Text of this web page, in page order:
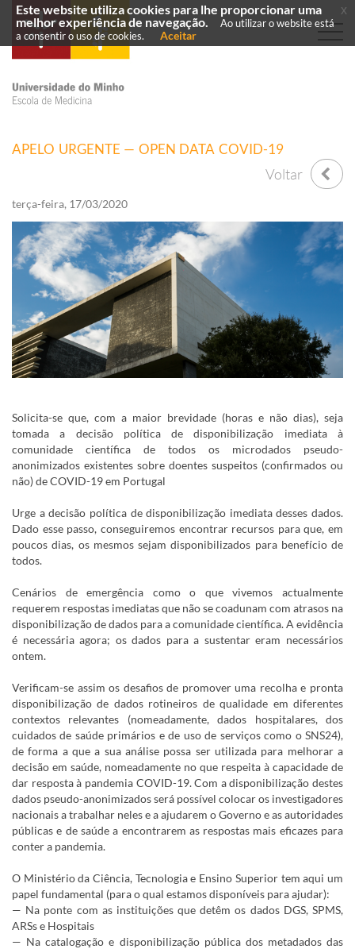
APELO URGENTE — OPEN DATA COVID-19
Voltar
terça-feira, 17/03/2020
Solicita-se que, com a maior brevidade (horas e não dias), seja
tomada a decisão política de disponibilização imediata à
comunidade científica de todos os microdados pseudo-
anonimizados existentes sobre doentes suspeitos (confirmados ou
não) de COVID-19 em Portugal
Urge a decisão política de disponibilização imediata desses dados.
Dado esse passo, conseguiremos encontrar recursos para que, em
poucos dias, os mesmos sejam disponibilizados para benefício de
todos.
Cenários de emergência como o que vivemos actualmente
requerem respostas imediatas que não se coadunam com atrasos na
disponibilização de dados para a comunidade científica. A evidência
é necessária agora; os dados para a sustentar eram necessários
ontem.
Verificam-se assim os desafios de promover uma recolha e pronta
disponibilização de dados rotineiros de qualidade em diferentes
contextos relevantes (nomeadamente, dados hospitalares, dos
cuidados de saúde primários e de uso de serviços como o SNS24),
de forma a que a sua análise possa ser utilizada para melhorar a
decisão em saúde, nomeadamente no que respeita à capacidade de
dar resposta à pandemia COVID-19. Com a disponibilização destes
dados pseudo-anonimizados será possível colocar os investigadores
nacionais a trabalhar neles e a ajudarem o Governo e as autoridades
públicas e de saúde a encontrarem as respostas mais eficazes para
conter a pandemia.
O Ministério da Ciência, Tecnologia e Ensino Superior tem aqui um
papel fundamental (para o qual estamos disponíveis para ajudar):
— Na ponte com as instituições que detêm os dados DGS, SPMS,
ARSs e Hospitais
— Na catalogação e disponibilização pública dos metadados das
Este website utiliza cookies para lhe proporcionar uma
melhor experiência de navegação.
Ao utilizar o website está
a consentir o uso de cookies.
Aceitar
x